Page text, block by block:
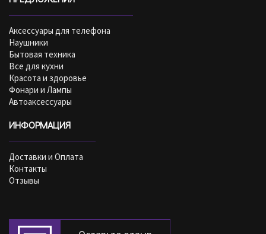
Аксессуары для телефона
Наушники
Бытовая техника
Все для кухни
Красота и здоровье
Фонари и Лампы
Автоаксессуары
ИНФОРМАЦИЯ
Доставки и Оплата
Контакты
Отзывы